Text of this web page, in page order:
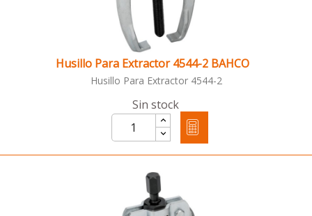
Husillo Para Extractor 4544-2 BAHCO
Husillo Para Extractor 4544-2
Sin stock